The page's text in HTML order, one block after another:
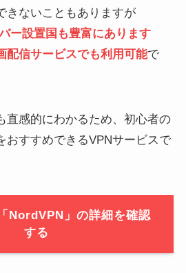
きないこともありますが
ー設置国も豊富にあります
配信サービスでも利用可能で
直感的にわかるため、初心者の
おすすめできるVPNサービスで
NordVPN」の詳細を確認
する